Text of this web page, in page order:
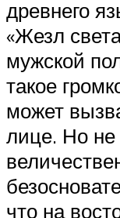
древнего
«Жезл
мужской
такое
может
лице. Но не
что на